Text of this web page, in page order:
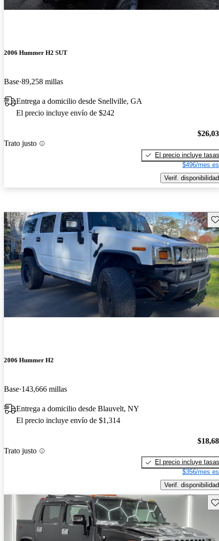
2006 Hummer H2 SUT
Base 89,258 millas
Entrega a domicilio desde Snellville, GA
El precio incluye envío de $242
Trato justo
El precio incluye tasas
$496/mes
Verif. disponibilidad
2006 Hummer H2
Base 143,666 millas
Entrega a domicilio desde Blauvelt, NY
El precio incluye envío de $1,314
Trato justo
El precio incluye tasas
$356/mes
Verif. disponibilidad